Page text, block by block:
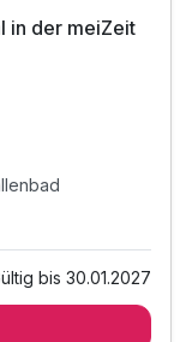
in der meiZeit
bis 30.01.2027